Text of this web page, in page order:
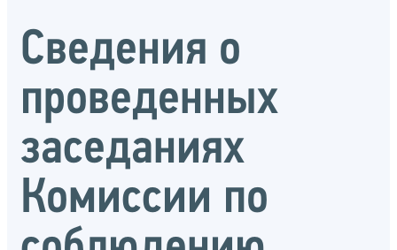
Сведения о
проведенных
заседаниях
Комиссии по